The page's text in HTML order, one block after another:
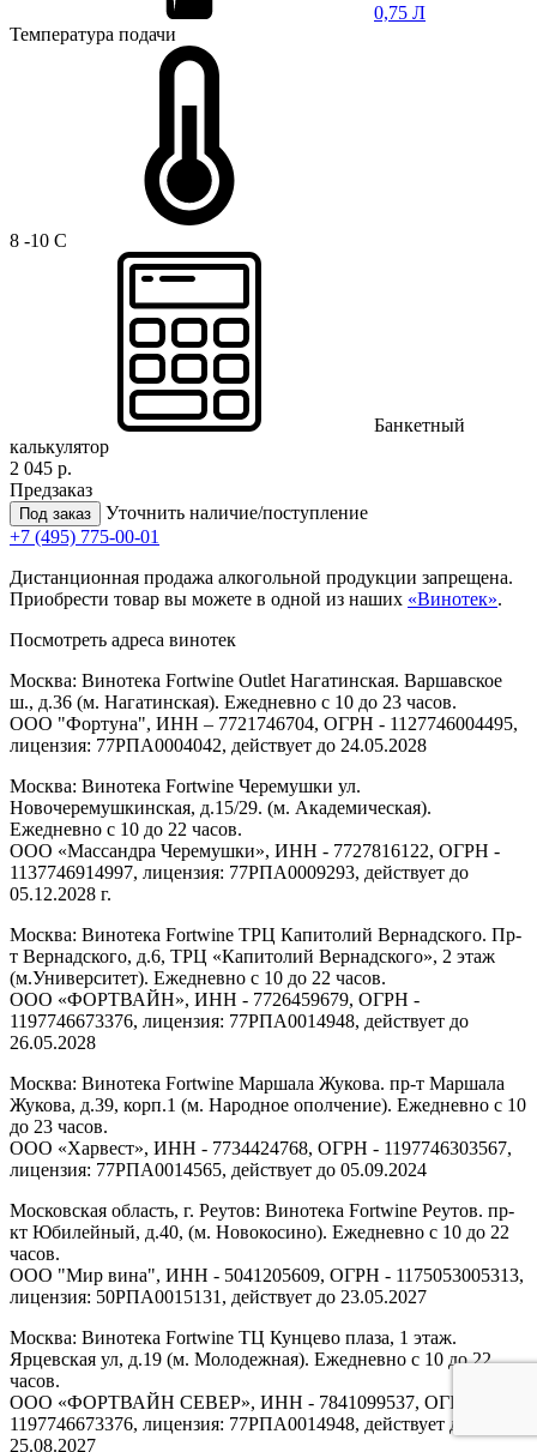
0,75 Л
Температура подачи
8 -10 C
Банкетный
калькулятор
2 045 р.
Предзаказ
Под заказ
Уточнить наличие/поступление
+7 (495) 775-00-01
Дистанционная продажа алкогольной продукции запрещена.
Приобрести товар вы можете в одной из наших «Винотек».
Посмотреть адреса винотек
Москва: Винотека Fortwine Outlet Нагатинская. Варшавское
ш., д.36 (м. Нагатинская). Ежедневно с 10 до 23 часов.
ООО "Фортуна", ИНН – 7721746704, ОГРН - 1127746004495,
лицензия: 77РПА0004042, действует до 24.05.2028
Москва: Винотека Fortwine Черемушки ул.
Новочеремушкинская, д.15/29. (м. Академическая).
Ежедневно с 10 до 22 часов.
ООО «Массандра Черемушки», ИНН - 7727816122, ОГРН -
1137746914997, лицензия: 77РПА0009293, действует до
05.12.2028 г.
Москва: Винотека Fortwine ТРЦ Капитолий Вернадского. Пр-
т Вернадского, д.6, ТРЦ «Капитолий Вернадского», 2 этаж
(м.Университет). Ежедневно с 10 до 22 часов.
ООО «ФОРТВАЙН», ИНН - 7726459679, ОГРН -
1197746673376, лицензия: 77РПА0014948, действует до
26.05.2028
Москва: Винотека Fortwine Маршала Жукова. пр-т Маршала
Жукова, д.39, корп.1 (м. Народное ополчение). Ежедневно с 10
до 23 часов.
ООО «Харвест», ИНН - 7734424768, ОГРН - 1197746303567,
лицензия: 77РПА0014565, действует до 05.09.2024
Московская область, г. Реутов: Винотека Fortwine Реутов. пр-
кт Юбилейный, д.40, (м. Новокосино). Ежедневно с 10 до 22
часов.
ООО "Мир вина", ИНН - 5041205609, ОГРН - 1175053005313,
лицензия: 50РПА0015131, действует до 23.05.2027
Москва: Винотека Fortwine ТЦ Кунцево плаза, 1 этаж.
Ярцевская ул, д.19 (м. Молодежная). Ежедневно с 10 до 22
часов.
ООО «ФОРТВАЙН СЕВЕР», ИНН - 7841099537, ОГРН -
1197746673376, лицензия: 77РПА0014948, действует до
25.08.2027